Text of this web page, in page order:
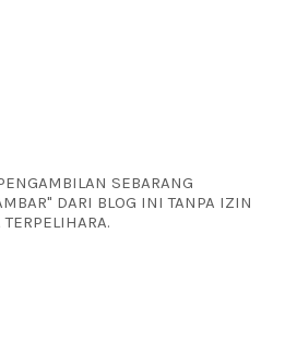
SEBARANG
DARI BLOG INI TANPA IZIN